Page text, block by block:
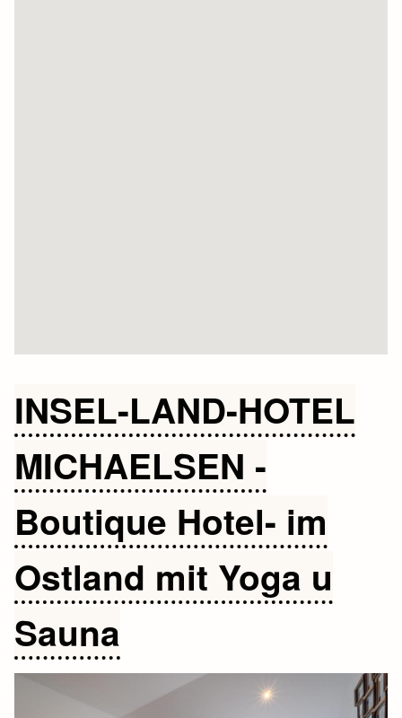
INSEL-LAND-HOTEL
MICHAELSEN -
Boutique Hotel- im
Ostland mit Yoga u
Sauna